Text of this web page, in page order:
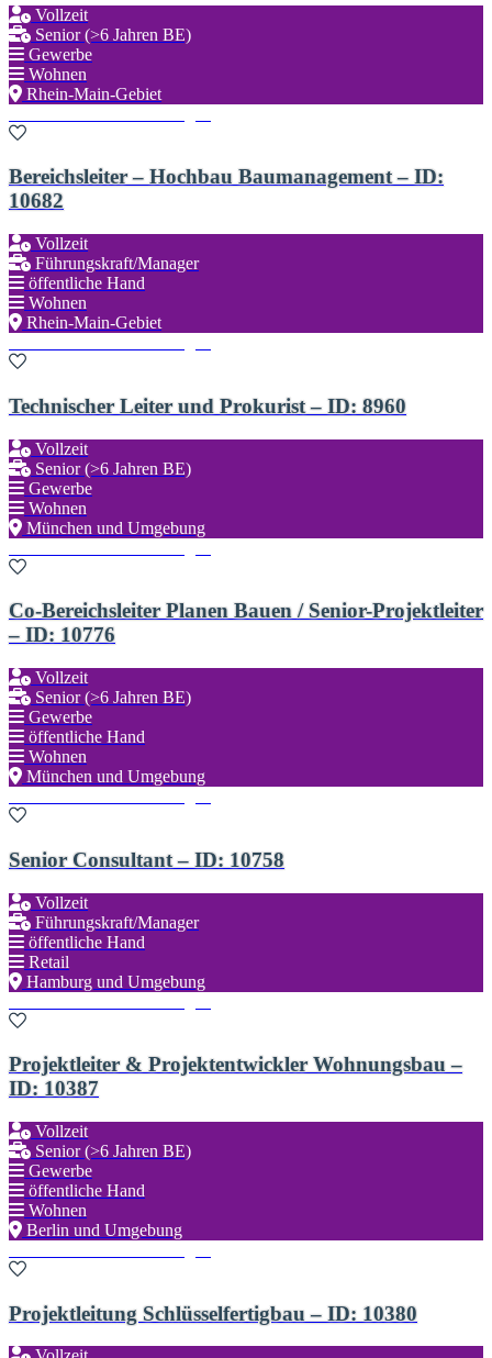
Vollzeit
Senior (>6 Jahren BE)
Gewerbe
Wohnen
Rhein-Main-Gebiet
Bereichsleiter – Hochbau Baumanagement – ID:
10682
Vollzeit
Führungskraft/Manager
öffentliche Hand
Wohnen
Rhein-Main-Gebiet
Technischer Leiter und Prokurist – ID: 8960
Vollzeit
Senior (>6 Jahren BE)
Gewerbe
Wohnen
München und Umgebung
Co-Bereichsleiter Planen Bauen / Senior-Projektleiter
– ID: 10776
Vollzeit
Senior (>6 Jahren BE)
Gewerbe
öffentliche Hand
Wohnen
München und Umgebung
Senior Consultant – ID: 10758
Vollzeit
Führungskraft/Manager
öffentliche Hand
Retail
Hamburg und Umgebung
Projektleiter & Projektentwickler Wohnungsbau –
ID: 10387
Vollzeit
Senior (>6 Jahren BE)
Gewerbe
öffentliche Hand
Wohnen
Berlin und Umgebung
Projektleitung Schlüsselfertigbau – ID: 10380